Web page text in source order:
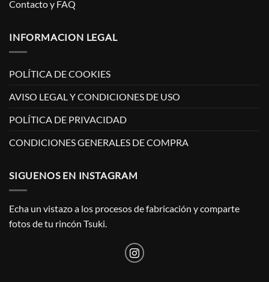
Contacto y FAQ
INFORMACION LEGAL
POLÍTICA DE COOKIES
AVISO LEGAL Y CONDICIONES DE USO
POLÍTICA DE PRIVACIDAD
CONDICIONES GENERALES DE COMPRA
SIGUENOS EN INSTAGRAM
Echa un vistazo a los procesos de fabricación y comparte
fotos de tu rincón Tsuki.